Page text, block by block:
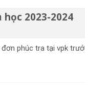
2023-2024
phúc tra tại vpk